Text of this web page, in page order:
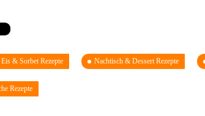
Eis & Sorbet Rezepte Nachtisch & Dessert Rezepte
Rezepte